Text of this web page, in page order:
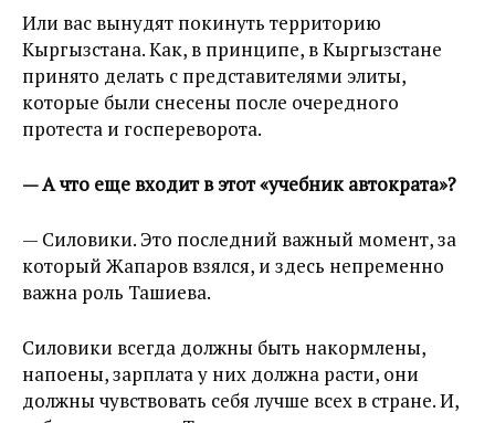
Или вас вынудят покинуть территорию
Кыргызстана. Как, в принципе, в Кыргызстане
принято делать с представителями элиты,
которые были снесены после очередного
протеста и госпереворота.
— А что еще входит в этот «учебник автократа»?
— Силовики. Это последний важный момент, за
который Жапаров взялся, и здесь непременно
важна роль Ташиева.
Силовики всегда должны быть накормлены,
напоены, зарплата у них должна расти, они
должны чувствовать себя лучше всех в стране. И,